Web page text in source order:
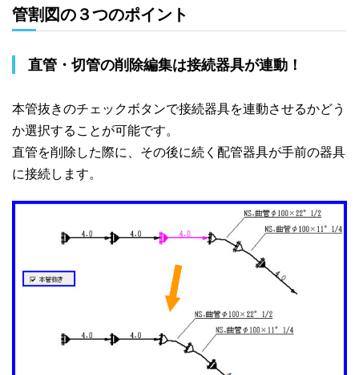
管割図の３つのポイント
直管・切管の削除編集は接続器具が連動！
本管抜きのチェックボタンで接続器具を連動させるかどう
か選択することが可能です。
直管を削除した際に、その後に続く配管器具が手前の器具
に接続します。